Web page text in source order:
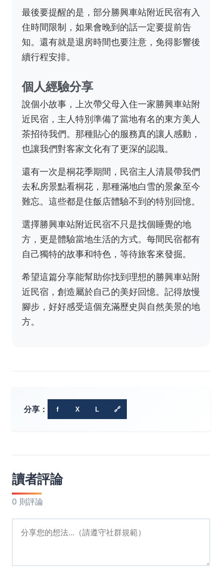
最後要提醒的是，部分勝興車站附近民宿有入
住時間限制，如果會晚到的話一定要提前告
知。還有就是退房時間也要注意，免得影響後
續行程安排。
個人經驗分享
說個小故事，上次帶父母入住一家勝興車站附
近民宿，主人特別準備了當地有名的東方美人
茶招待我們。那種貼心的服務真的讓人感動，
也讓我們對客家文化有了更深的認識。
還有一次是桐花季期間，民宿主人清晨帶我們
去私房景點看桐花，那種滿地白雪的景象至今
難忘。這些都是住飯店體驗不到的特別回憶。
選擇勝興車站附近民宿不只是找個睡覺的地
方，更是體驗當地生活的方式。每間民宿都有
自己獨特的故事和特色，等待旅客來發掘。
希望這篇分享能幫助你找到理想的勝興車站附
近民宿，創造屬於自己的美好回憶。記得放慢
腳步，好好感受這個充滿歷史與自然美景的地
方。
分享： f X L 🔗
讀者評論
0 則評論